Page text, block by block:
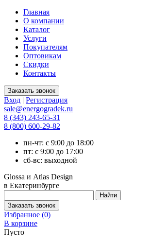
Главная
О компании
Каталог
Услуги
Покупателям
Оптовикам
Скидки
Контакты
Вход | Регистрация
sale@energogradek.ru
8 (343) 243-65-31
8 (800) 600-29-82
пн-чт: с 9:00 до 18:00
пт: с 9:00 до 17:00
сб-вс: выходной
Glossa и Atlas Design
в Екатеринбурге
Избранное (0)
В корзине
Пусто